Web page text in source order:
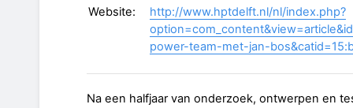
Website:
http://www.hptdelft.nl/nl/index.php?
power-team-met-jan-
Na een halfjaar van onderzoek, ontwerpen en